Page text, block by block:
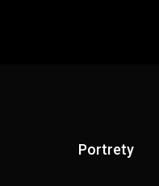
Portrety